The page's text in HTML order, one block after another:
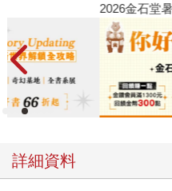
2026金石堂暑假漫博〈你好
詳細資料